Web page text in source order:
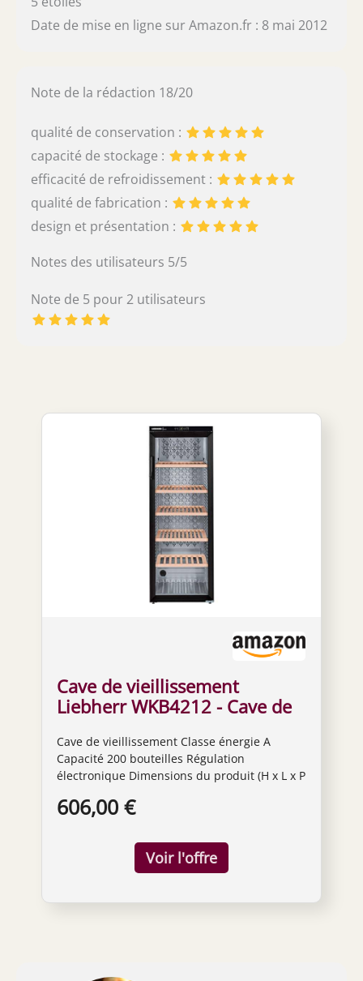
Date de mise en ligne sur Amazon.fr : 8 mai 2012
Note de la rédaction 18/20
qualité de conservation :
capacité de stockage :
efficacité de refroidissement :
qualité de fabrication :
design et présentation :
Notes des utilisateurs 5/5
Note de 5 pour 2 utilisateurs
Cave de vieillissement
Liebherr WKB4212 - Cave de
bouteilles - Air brassé -
humide - Noir - Porte Vitrée -
6 clayettes Bois - classe A
Cave de vieillissement Classe énergie A
Capacité 200 bouteilles Régulation
électronique Dimensions du produit (H x L x P
606,00 €